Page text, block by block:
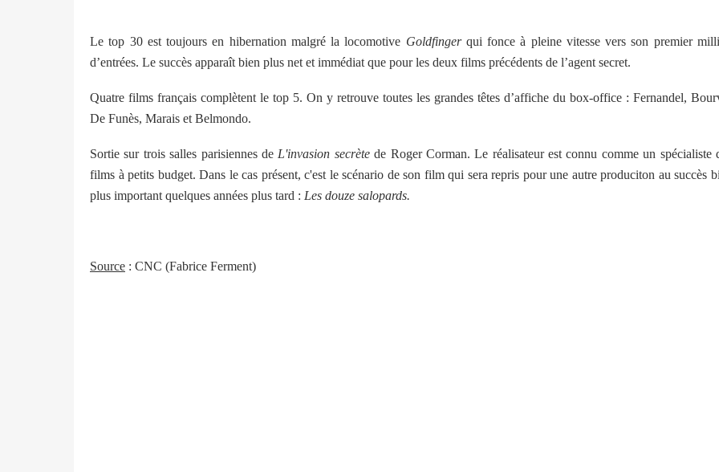
Le top 30 est toujours en hibernation malgré la locomotive Goldfingerqui fonce à pleine vitesse vers son premier
d’entrées. Le succès apparaît bien plus net et immédiat que pour les deux films précédents de l’agent secret.
Quatre films français complètent le top 5. On y retrouve toutes les grandes têtes d’affiche du box-office : Fernandel,
De Funès, Marais et Belmondo.
Sortie sur trois salles parisiennes de L'invasion secrètede Roger Corman. Le réalisateur est connu comme un spécialiste
films à petits budget. Dans le cas présent, c'est le scénario de son film qui sera repris pour une autre produciton au succès
plus important quelques années plus tard : Les douze salopards.
Source : CNC (Fabrice Ferment)